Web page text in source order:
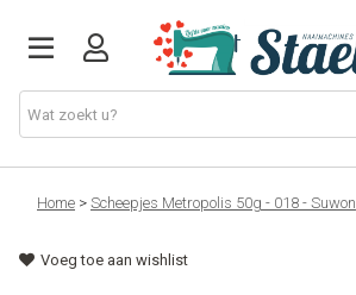
Machines
Accessoires
Home > Scheepjes Metropolis 50g - 018 - Suwon
Voeg toe aan wishlist